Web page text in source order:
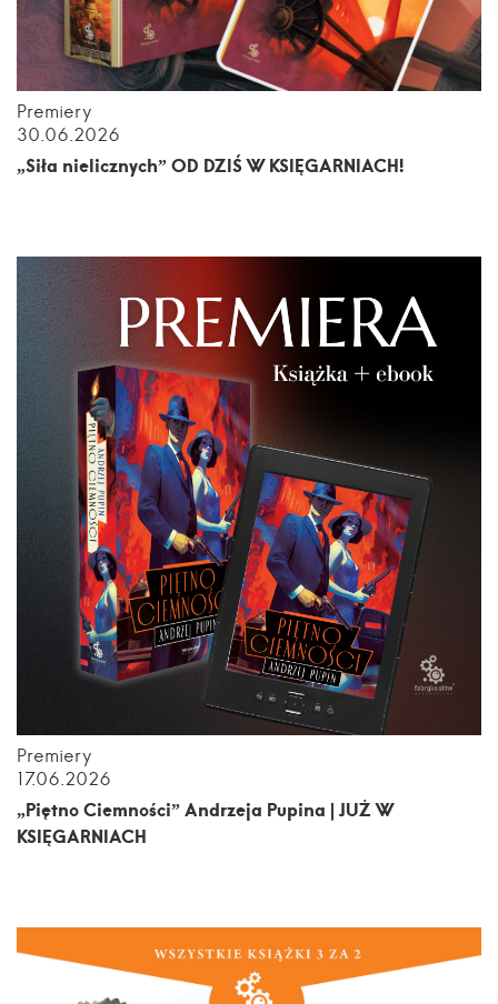
Premiery
30.06.2026
„Siła nielicznych” OD DZIŚ W KSIĘGARNIACH!
Premiery
17.06.2026
„Piętno Ciemności” Andrzeja Pupina | JUŻ W
KSIĘGARNIACH